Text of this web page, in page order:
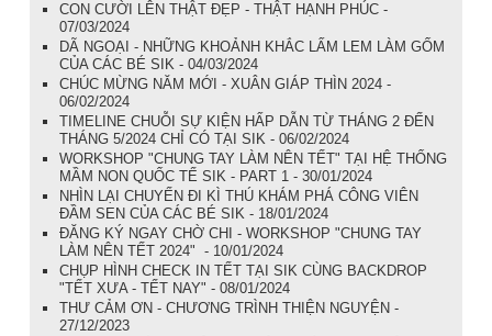
CON CƯỜI LÊN THẬT ĐẸP - THẬT HẠNH PHÚC -
07/03/2024
DÃ NGOẠI - NHỮNG KHOẢNH KHẮC LẤM LEM LÀM GỐM
CỦA CÁC BÉ SIK - 04/03/2024
CHÚC MỪNG NĂM MỚI - XUÂN GIÁP THÌN 2024 -
06/02/2024
TIMELINE CHUỖI SỰ KIỆN HẤP DẪN TỪ THÁNG 2 ĐẾN
THÁNG 5/2024 CHỈ CÓ TẠI SIK - 06/02/2024
WORKSHOP "CHUNG TAY LÀM NÊN TẾT" TẠI HỆ THỐNG
MẦM NON QUỐC TẾ SIK - PART 1 - 30/01/2024
NHÌN LẠI CHUYẾN ĐI KÌ THÚ KHÁM PHÁ CÔNG VIÊN
ĐẦM SEN CỦA CÁC BÉ SIK - 18/01/2024
ĐĂNG KÝ NGAY CHỜ CHI - WORKSHOP "CHUNG TAY
LÀM NÊN TẾT 2024" - 10/01/2024
CHỤP HÌNH CHECK IN TẾT TẠI SIK CÙNG BACKDROP
"TẾT XƯA - TẾT NAY" - 08/01/2024
THƯ CẢM ƠN - CHƯƠNG TRÌNH THIỆN NGUYỆN -
27/12/2023